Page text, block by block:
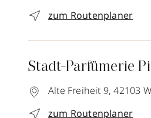
zum Routenplaner
Stadt-Parfümerie
Alte Freiheit 9, 42103
zum Routenplaner